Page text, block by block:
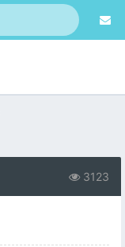
3123